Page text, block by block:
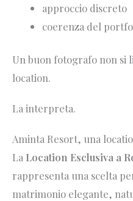
approccio discreto
coerenza del
Un buon fotografo non si
location.
La interpreta.
Aminta Resort, una
La Location Esclusiva a
rappresenta una scelta
matrimonio elegante,